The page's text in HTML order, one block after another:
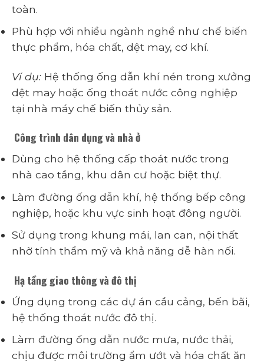
toàn.
Phù hợp với nhiều ngành nghề như chế biến
thực phẩm, hóa chất, dệt may, cơ khí.
Ví dụ: Hệ thống ống dẫn khí nén trong xưởng
dệt may hoặc ống thoát nước công nghiệp
tại nhà máy chế biến thủy sản.
Công trình dân dụng và nhà ở
Dùng cho hệ thống cấp thoát nước trong
nhà cao tầng, khu dân cư hoặc biệt thự.
Làm đường ống dẫn khí, hệ thống bếp công
nghiệp, hoặc khu vực sinh hoạt đông người.
Sử dụng trong khung mái, lan can, nội thất
nhờ tính thẩm mỹ và khả năng dễ hàn nối.
Hạ tầng giao thông và đô thị
Ứng dụng trong các dự án cầu cảng, bến bãi,
hệ thống thoát nước đô thị.
Làm đường ống dẫn nước mưa, nước thải,
chịu được môi trường ẩm ướt và hóa chất ăn